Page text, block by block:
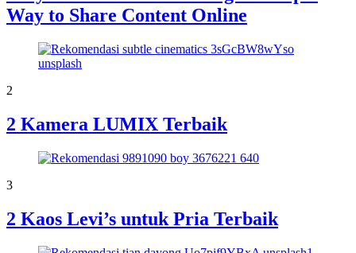
Way to Share Content Online
2
2 Kamera LUMIX Terbaik
3
2 Kaos Levi’s untuk Pria Terbaik